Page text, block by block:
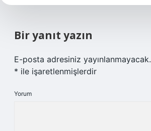
Bir yanıt yazın
E-posta adresiniz yayınlanmayacak.
* ile işaretlenmişlerdir
Yorum